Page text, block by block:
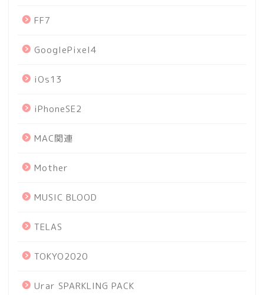
FF7
GooglePixel4
iOs13
iPhoneSE2
MAC関連
Mother
MUSIC BLOOD
TELAS
TOKYO2020
Urar SPARKLING PACK